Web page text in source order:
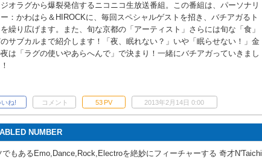
オラグから爆裂発信するニコニコ生放送番組。この番組は、パーソナリ
：かわはら＆HIROCKに、毎回スペシャルゲストを招き、バチアガるト
繰り広げます。また、旬な京都の「アーティスト」さらには旬な「食」
サブカルまで紹介します！「夜、眠れない？」いや「眠らせない！」金
は「ラグの使いやあらへんで」で決まり！一緒にバチアガっていきまし
いね! コメント 53 PV 2013年2月14日 0:00
NUMBER
でもあるEmo,Dance,Rock,Electroを絶妙にフィーチャーする 奇才N'Taichi